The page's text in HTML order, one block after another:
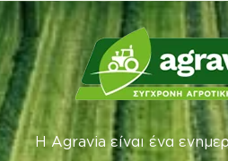
Η Agravia είναι ένα